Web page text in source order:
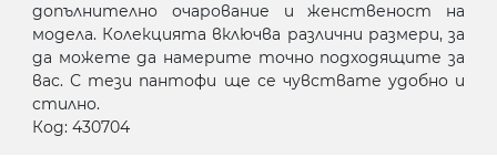
допълнително очарование и женственост на
модела. Колекцията включва различни размери, за
да можете да намерите точно подходящите за
вас. С тези пантофи ще се чувствате удобно и
стилно.
Код: 430704